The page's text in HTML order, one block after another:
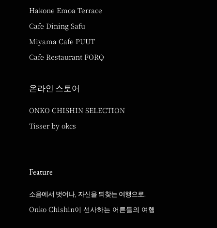
Hakone Emoa Terrace
Cafe Dining Safu
Miyama Cafe PUUT
Cafe Restaurant FORQ
온라인 스토어
ONKO CHISHIN SELECTION
Tisser by okcs
Feature
소음에서 벗어나, 자신을 되찾는 여행으로.
Onko Chishin이 선사하는 어른들의 여행